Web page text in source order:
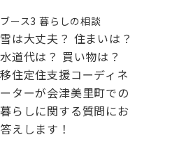
ブース3 暮らしの相談
雪は大丈夫？ 住まいは？
水道代は？ 買い物は？
移住定住支援コーディネ
ーターが会津美里町での
暮らしに関する質問にお
答えします！